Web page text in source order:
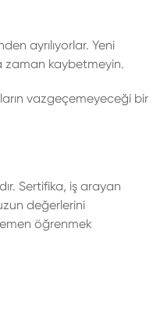
ayrılıyorlar. Yeni
zaman kaybetmeyin.
vazgeçemeyeceği bir
Sertifika, iş arayan
değerlerini
öğrenmek